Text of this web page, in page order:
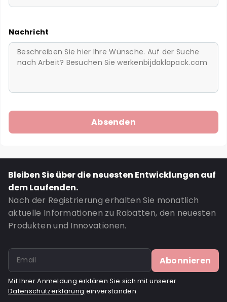
Nachricht
Bleiben Sie über die neuesten Entwicklungen auf
dem Laufenden.
Nach der Registrierung erhalten Sie monatlich
aktuelle Informationen zu Rabatten, den neuesten
Produkten und Innovationen.
Abonnieren
Mit Ihrer Anmeldung erklären Sie sich mit unserer
Datenschutzerklärung einverstanden.